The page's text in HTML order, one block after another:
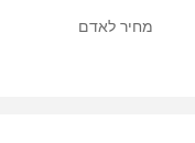
מחיר לאדם